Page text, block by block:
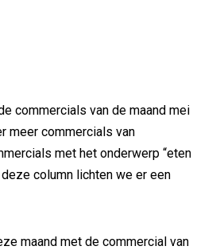
commercials van de maand mei
meer commercials van
met het onderwerp “eten
deze column lichten we er een
maand met de commercial van